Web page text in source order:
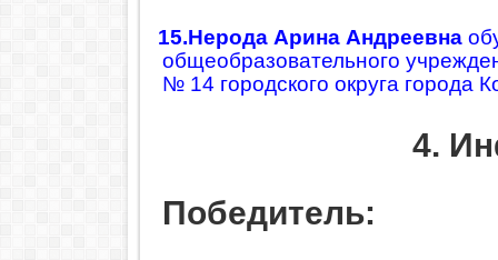
15.Нерода Арина Андреевна
общеобразовательного
№ 14 городского округа города
4.
Победитель: